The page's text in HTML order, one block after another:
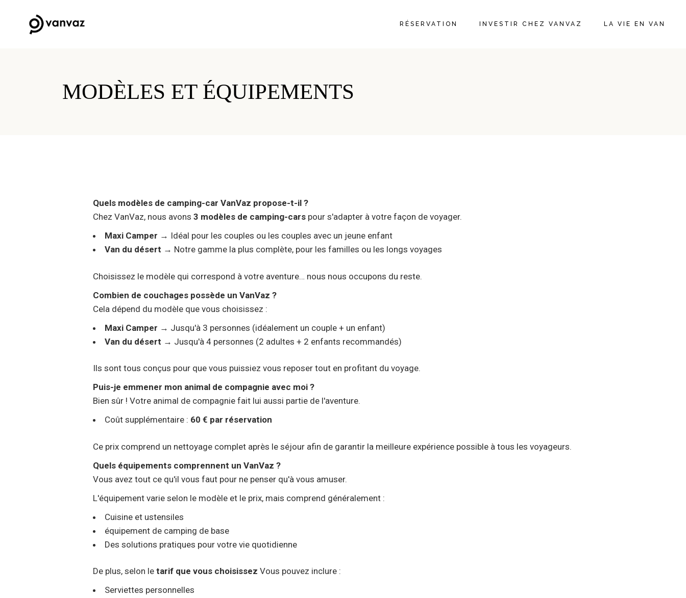
RÉSERVATION INVESTIR CHEZ VANVAZ LA VIE EN VAN
MODÈLES ET ÉQUIPEMENTS
Quels modèles de camping-car VanVaz propose-t-il ?
Chez VanVaz, nous avons 3 modèles de camping-cars pour s'adapter à votre façon de voyager.
Maxi Camper → Idéal pour les couples ou les couples avec un jeune enfant
Van du désert → Notre gamme la plus complète, pour les familles ou les longs voyages
Choisissez le modèle qui correspond à votre aventure… nous nous occupons du reste.
Combien de couchages possède un VanVaz ?
Cela dépend du modèle que vous choisissez :
Maxi Camper → Jusqu'à 3 personnes (idéalement un couple + un enfant)
Van du désert → Jusqu'à 4 personnes (2 adultes + 2 enfants recommandés)
Ils sont tous conçus pour que vous puissiez vous reposer tout en profitant du voyage.
Puis-je emmener mon animal de compagnie avec moi ?
Bien sûr ! Votre animal de compagnie fait lui aussi partie de l'aventure.
Coût supplémentaire : 60 € par réservation
Ce prix comprend un nettoyage complet après le séjour afin de garantir la meilleure expérience possible à tous les voyageurs.
Quels équipements comprennent un VanVaz ?
Vous avez tout ce qu'il vous faut pour ne penser qu'à vous amuser.
L'équipement varie selon le modèle et le prix, mais comprend généralement :
Cuisine et ustensiles
équipement de camping de base
Des solutions pratiques pour votre vie quotidienne
De plus, selon le tarif que vous choisissez Vous pouvez inclure :
Serviettes personnelles